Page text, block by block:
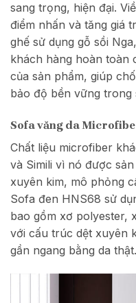
sang trọng, hiện đại.
điểm nhấn và tăng giá
ghế sử dụng gỗ sồi
khách hàng hoàn toàn
của sản phẩm, giúp
bảo độ bền vững trong
Sofa văng da
Chất liệu microfiber
và Simili vì nó được
xuyên kim, mô phỏng
Sofa đen HNS68 sử
bao gồm xơ polyester,
với cấu trúc dệt xuyên
gần ngang bằng da thật.